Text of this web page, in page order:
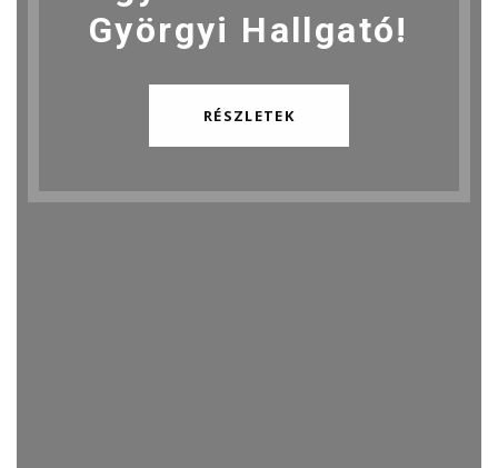
Györgyi Hallgató!
RÉSZLETEK